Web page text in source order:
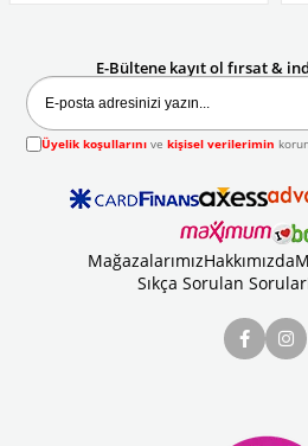
E-Bültene kayıt ol fırsat &
Üyelik koşullarını vekişisel verilerimin
MağazalarımızHakkımızda
Sıkça Sorulan Sorular